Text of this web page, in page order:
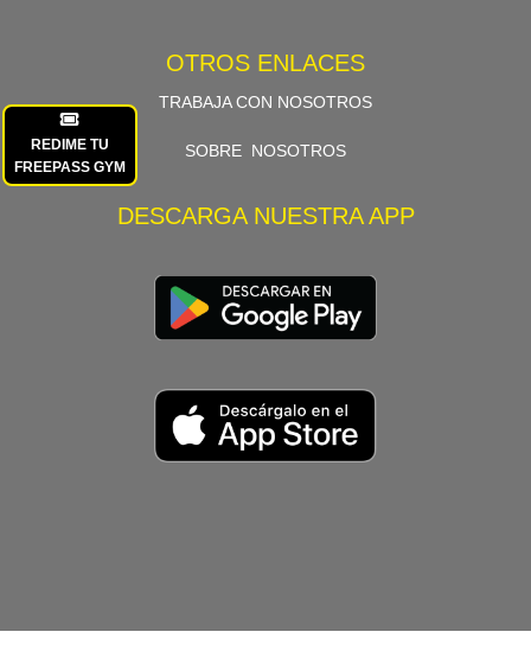
REDIME TU
FREEPASS GYM
OTROS ENLACES
TRABAJA CON NOSOTROS
SOBRE NOSOTROS
DESCARGA NUESTRA APP